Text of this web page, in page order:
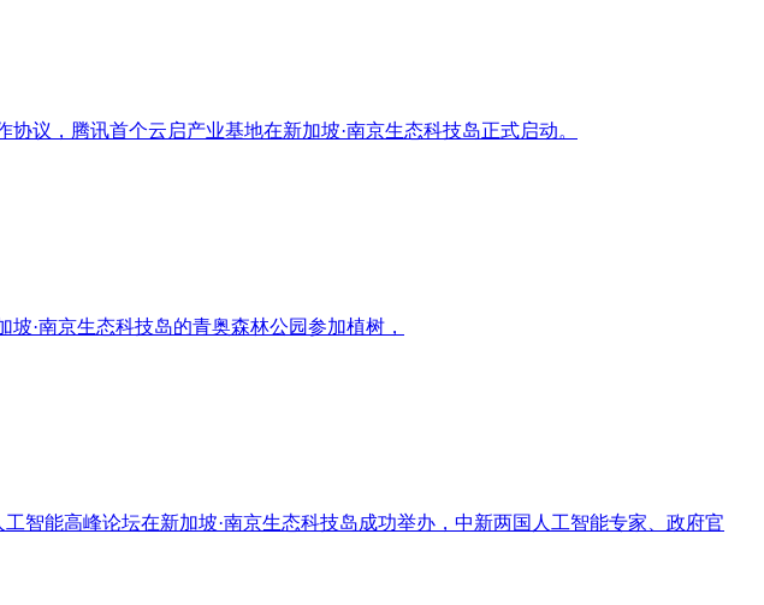
议，腾讯首个云启产业基地在新加坡·南京生态科技岛正式启动。
·南京生态科技岛的青奥森林公园参加植树，
智能高峰论坛在新加坡·南京生态科技岛成功举办，中新两国人工智能专家、政府官